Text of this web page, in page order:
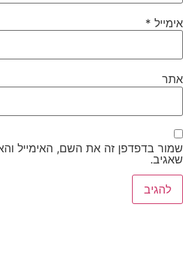
*
בדפדפן זה את השם, האימייל